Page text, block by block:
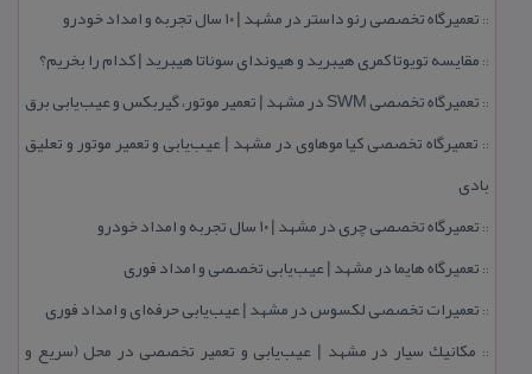
:: تعمیرگاه تخصصی رنو داستر در مشهد | ۱۰ سال تجربه و امداد خودرو
:: مقایسه تویوتا كمری هیبرید و هیوندای سوناتا هیبرید | كدام را بخریم؟
:: تعمیرگاه تخصصی SWM در مشهد | تعمیر موتور، گیربكس و عیب‌یابی برق
:: تعمیرگاه تخصصی كیا موهاوی در مشهد | عیب‌یابی و تعمیر موتور و تعلیق
بادی
:: تعمیرگاه تخصصی چری در مشهد | ۱۰ سال تجربه و امداد خودرو
:: تعمیرگاه هایما در مشهد | عیب‌یابی تخصصی و امداد فوری
:: تعمیرات تخصصی لكسوس در مشهد | عیب‌یابی حرفه‌ای و امداد فوری
:: مكانیك سیار در مشهد | عیب‌یابی و تعمیر تخصصی در محل (سریع و